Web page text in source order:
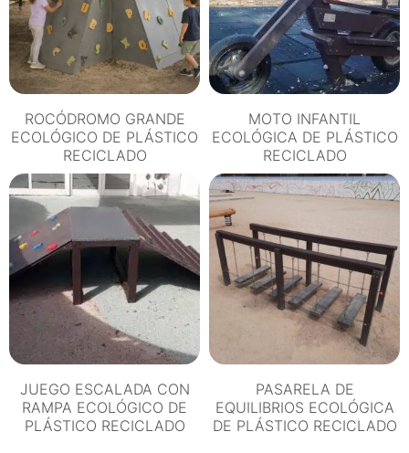
ROCÓDROMO GRANDE
ECOLÓGICO DE PLÁSTICO
RECICLADO
MOTO INFANTIL
ECOLÓGICA DE PLÁSTICO
RECICLADO
JUEGO ESCALADA CON
RAMPA ECOLÓGICO DE
PLÁSTICO RECICLADO
PASARELA DE
EQUILIBRIOS ECOLÓGICA
DE PLÁSTICO RECICLADO